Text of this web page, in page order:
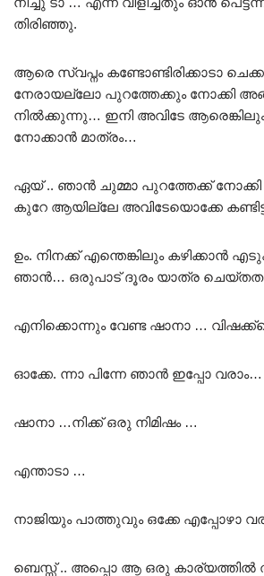
തിരിഞ്ഞു.
ആരെ സ്വപ്നം കണ്ടോണ്ടിരിക്കാടാ
നേരായല്ലോ പുറത്തേക്കും നോക്കി
നിൽക്കുന്നു… ഇനി അവിടേ
നോക്കാൻ മാത്രം…
ഏയ് .. ഞാൻ ചുമ്മാ പുറത്തേക്ക് നോക്കി
കുറേ ആയില്ലേ അവിടേയൊക്കേ
ഉം. നിനക്ക് എന്തെങ്കിലും കഴിക്കാൻ
ഞാൻ… ഒരുപാട് ദൂരം യാത്ര
എനിക്കൊന്നും വേണ്ട ഷാനാ …
ഓക്കേ. ന്നാ പിന്നേ ഞാൻ ഇപ്പോ വരാം…
ഷാനാ …നിക്ക് ഒരു നിമിഷം …
എന്താടാ …
നാജിയും പാത്തുവും ഒക്കേ എപ്പോഴാ
ബെസ്സ് .. അപ്പൊ ആ ഒരു കാര്യത്തിൽ